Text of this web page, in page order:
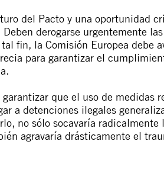
del Pacto y una oportunidad
derogarse urgentemente
fin, la Comisión Europea debe
para garantizar el
que el uso de medidas
a detenciones ilegales
no sólo socavaría radicalmente
agravaría drásticamente el